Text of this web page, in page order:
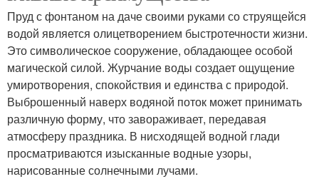
Пруд с фонтаном на даче своими руками со струящейся
водой является олицетворением быстротечности жизни.
Это символическое сооружение, обладающее особой
магической силой. Журчание воды создает ощущение
умиротворения, спокойствия и единства с природой.
Выброшенный наверх водяной поток может принимать
различную форму, что завораживает, передавая
атмосферу праздника. В нисходящей водной глади
просматриваются изысканные водные узоры,
нарисованные солнечными лучами.